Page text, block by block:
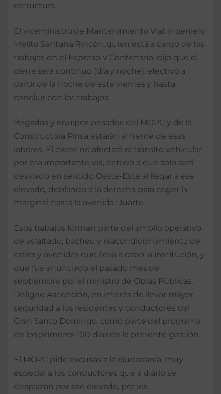
estructura.
El viceministro de Mantenimiento Vial, ingeniero
Mélito Santana Rincón, quien está a cargo de los
trabajos en el Expreso V Centenario, dijo que el
cierre será continuo (día y noche), efectivo a
partir de la noche de este viernes y hasta
concluir con los trabajos.
Brigadas y equipos pesados del MOPC y de la
Constructora Pinsa estarán al frente de esas
labores. El cierre no afectará el tránsito vehicular
por esa importante vía, debido a que solo será
desviado en sentido Oeste-Este al llegar a ese
elevado, doblando a la derecha para coger la
marginal hasta la avenida Duarte.
Esos trabajos forman parte del amplio operativo
de asfaltado, bacheo y reacondicionamiento de
calles y avenidas que lleva a cabo la institución, y
que fue anunciado el pasado mes de
septiembre por el ministro de Obras Públicas,
Deligne Ascención, en interés de llevar mayor
seguridad a los residentes y conductores del
Gran Santo Domingo. como parte del programa
de los primeros 100 días de la presente gestión .
El MOPC pide excusas a la ciudadanía, muy
especial a los conductores que a diario se
desplazan por ese elevado, por los